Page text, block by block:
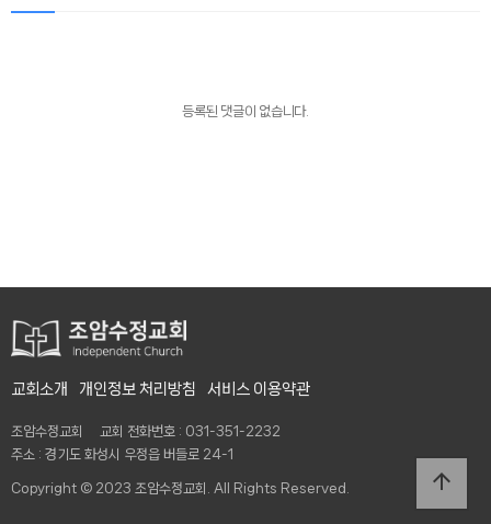
등록된 댓글이 없습니다.
교회소개 개인정보 처리방침 서비스 이용약관
조암수정교회 교회 전화번호 : 031-351-2232
주소 : 경기도 화성시 우정읍 버들로 24-1
Copyright © 2023 조암수정교회. All Rights Reserved. arrow_upward